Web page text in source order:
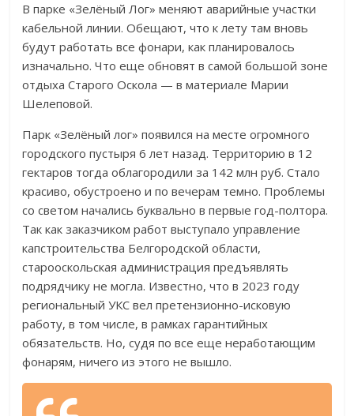
В парке «Зелёный Лог» меняют аварийные участки
кабельной линии. Обещают, что к лету там вновь
будут работать все фонари, как планировалось
изначально. Что еще обновят в самой большой зоне
отдыха Старого Оскола — в материале Марии
Шелеповой.
Парк «Зелёный лог» появился на месте огромного
городского пустыря 6 лет назад. Территорию в 12
гектаров тогда облагородили за 142 млн руб. Стало
красиво, обустроено и по вечерам темно. Проблемы
со светом начались буквально в первые год-полтора.
Так как заказчиком работ выступало управление
капстроительства Белгородской области,
старооскольская администрация предъявлять
подрядчику не могла. Известно, что в 2023 году
региональный УКС вел претензионно-исковую
работу, в том числе, в рамках гарантийных
обязательств. Но, судя по все еще неработающим
фонарям, ничего из этого не вышло.